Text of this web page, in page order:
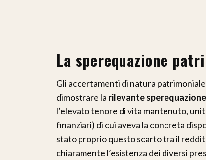
La sperequazione
Gli accertamenti di natura
dimostrare la rilevante
l’elevato tenore di vita mantenuto,
finanziari) di cui aveva la concreta
stato proprio questo scarto tra il
chiaramente l’esistenza dei diversi